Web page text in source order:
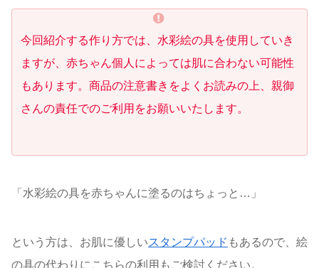
今回紹介する作り方では、水彩絵の具を使用していき
ますが、赤ちゃん個人によっては肌に合わない可能性
もあります。商品の注意書きをよくお読みの上、親御
さんの責任でのご利用をお願いいたします。
「水彩絵の具を赤ちゃんに塗るのはちょっと…」
という方は、お肌に優しいスタンプパッド もあるので、絵
の具の代わりにこちらの利用もご検討ください。